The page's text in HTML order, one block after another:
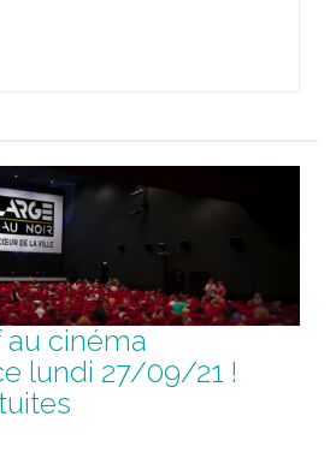
au cinéma
lundi 27/09/21 !